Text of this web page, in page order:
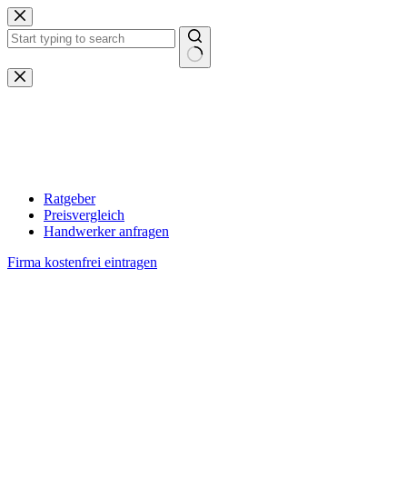
Zum
Inhalt
springen
Keine
Ergebnisse
Ratgeber
Preisvergleich
Handwerker anfragen
Firma kostenfrei eintragen